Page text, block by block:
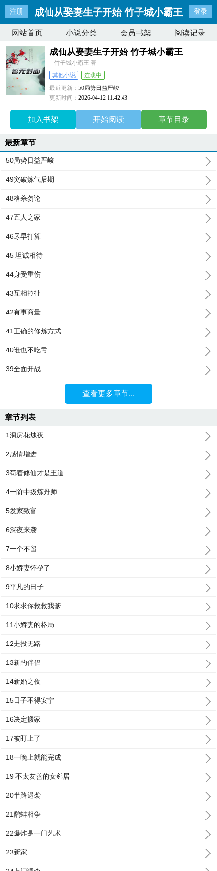
注册 成仙从娶妻生子开始 竹子城小霸王 登录
网站首页 小说分类 会员书架 阅读记录
成仙从娶妻生子开始 竹子城小霸王
竹子城小霸王 著
其他小说
连载中
最近更新：50局势日益严峻
更新时间：2026-04-12 11:42:43
加入书架 开始阅读 章节目录
最新章节
50局势日益严峻
49突破炼气后期
48格杀勿论
47五人之家
46尽早打算
45 坦诚相待
44身受重伤
43互相拉扯
42有事商量
41正确的修炼方式
40谁也不吃亏
39全面开战
查看更多章节...
章节列表
1洞房花烛夜
2感情增进
3苟着修仙才是王道
4一阶中级炼丹师
5发家致富
6深夜来袭
7一个不留
8小娇妻怀孕了
9平凡的日子
10求求你救救我爹
11小娇妻的格局
12走投无路
13新的伴侣
14新婚之夜
15日子不得安宁
16决定搬家
17被盯上了
18一晚上就能完成
19 不太友善的女邻居
20半路遇袭
21鹬蚌相争
22爆炸是一门艺术
23新家